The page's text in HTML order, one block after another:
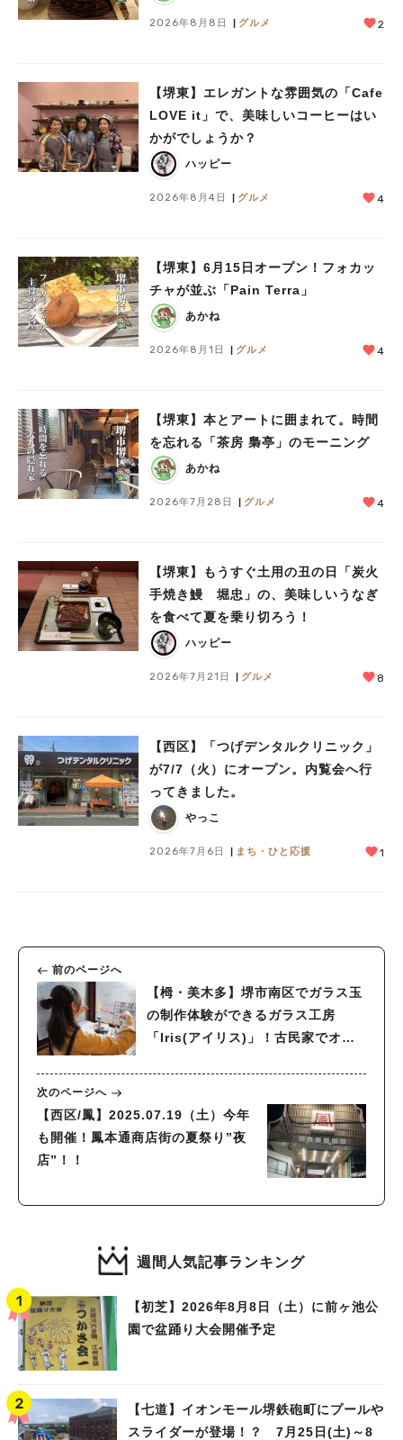
2026年8月8日 グルメ 2
【堺東】エレガントな雰囲気の「Cafe
LOVE it」で、美味しいコーヒーはい
かがでしょうか？
ハッピー
2026年8月4日 グルメ 4
【堺東】6月15日オープン！フォカッ
チャが並ぶ「Pain Terra」
あかね
2026年8月1日 グルメ 4
【堺東】本とアートに囲まれて。時間
を忘れる「茶房 梟亭」のモーニング
あかね
2026年7月28日 グルメ 4
【堺東】もうすぐ土用の丑の日「炭火
手焼き鰻 堀忠」の、美味しいうなぎ
を食べて夏を乗り切ろう！
ハッピー
2026年7月21日 グルメ 8
【西区】「つげデンタルクリニック」
が7/7（火）にオープン。内覧会へ行
ってきました。
やっこ
2026年7月6日 まち・ひと応援 1
前のページへ
【栂・美木多】堺市南区でガラス玉
の制作体験ができるガラス工房
「Iris(アイリス)」！古民家でオリ
次のページへ
【西区/鳳】2025.07.19（土）今年
も開催！鳳本通商店街の夏祭り”夜
店”！！
週間人気記事ランキング
【初芝】2026年8月8日（土）に前ヶ池公
園で盆踊り大会開催予定
【七道】イオンモール堺鉄砲町にプールや
スライダーが登場！？ 7月25日(土)～8
人気のキーワード
#泉ヶ丘駅#栂・美木多駅
#あなたはどっち？